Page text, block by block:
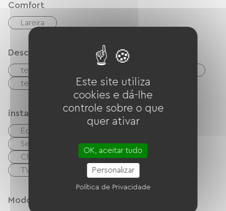
Comfort
Lareira
Descrição
terreno privado fechado
terraço
instalações
Equipamento de engomar
Secador de cabelo
Garden Lounge
Churrasco
Cabo/Satélite
TV
Wi-Fi grátis
Modos de paiement
Este site utiliza
cookies e dá-lhe
controle sobre o que
quer ativar
OK, aceitar tudo
Personalizar
Política de Privacidade